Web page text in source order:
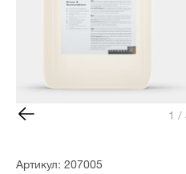
1 /
Артикул: 207005